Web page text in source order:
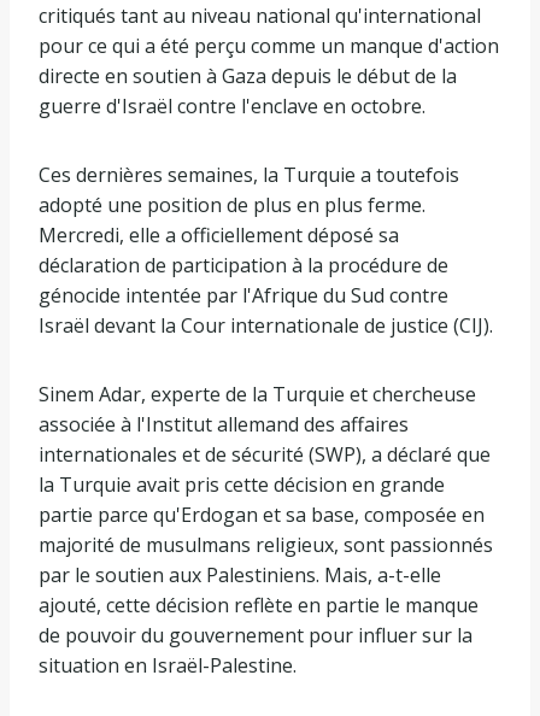
critiqués tant au niveau national qu'international
pour ce qui a été perçu comme un manque d'action
directe en soutien à Gaza depuis le début de la
guerre d'Israël contre l'enclave en octobre.
Ces dernières semaines, la Turquie a toutefois
adopté une position de plus en plus ferme.
Mercredi, elle a officiellement déposé sa
déclaration de participation à la procédure de
génocide intentée par l'Afrique du Sud contre
Israël devant la Cour internationale de justice (CIJ).
Sinem Adar, experte de la Turquie et chercheuse
associée à l'Institut allemand des affaires
internationales et de sécurité (SWP), a déclaré que
la Turquie avait pris cette décision en grande
partie parce qu'Erdogan et sa base, composée en
majorité de musulmans religieux, sont passionnés
par le soutien aux Palestiniens. Mais, a-t-elle
ajouté, cette décision reflète en partie le manque
de pouvoir du gouvernement pour influer sur la
situation en Israël-Palestine.